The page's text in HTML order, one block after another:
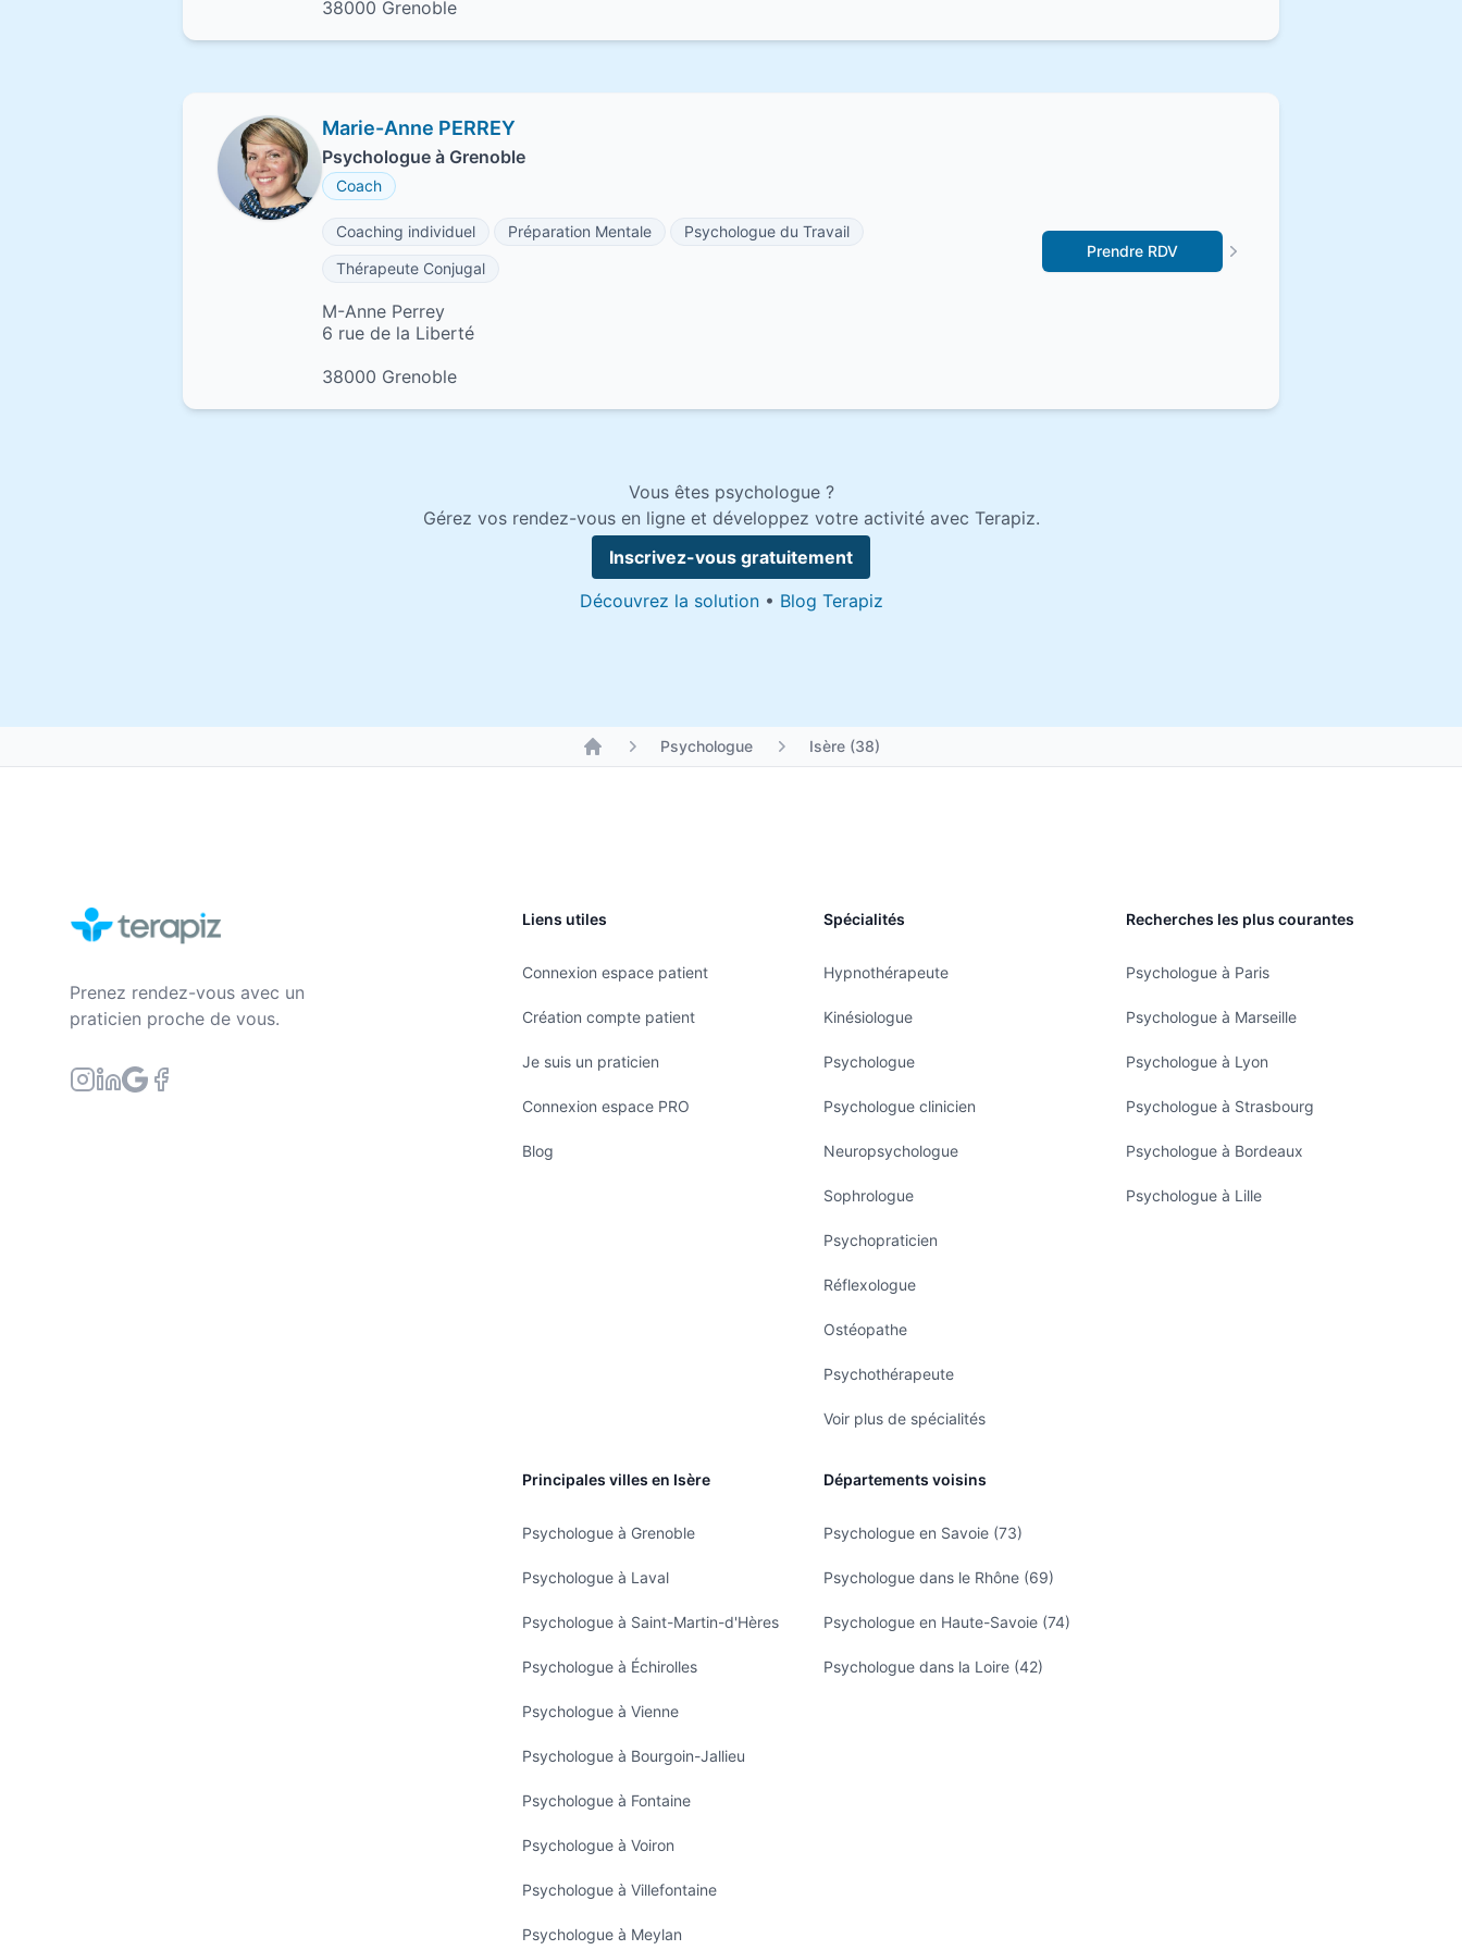
38000 Grenoble
Marie-Anne PERREY
Psychologue à Grenoble
Coach
Coaching individuel Préparation Mentale
Psychologue du Travail
Thérapeute Conjugal
M-Anne Perrey
6 rue de la Liberté
38000 Grenoble
Prendre RDV
Vous êtes psychologue ?
Gérez vos rendez-vous en ligne et développez votre activité avec Terapiz.
Inscrivez-vous gratuitement
Découvrez la solution• Blog Terapiz
Psychologue Isère (38)
Prenez rendez-vous avec un
praticien proche de vous.
Liens utiles
Connexion espace patient
Création compte patient
Je suis un praticien
Connexion espace PRO
Blog
Spécialités
Hypnothérapeute
Kinésiologue
Psychologue
Psychologue clinicien
Neuropsychologue
Sophrologue
Psychopraticien
Réflexologue
Ostéopathe
Psychothérapeute
Voir plus de spécialités
Recherches les plus courantes
Psychologue à Paris
Psychologue à Marseille
Psychologue à Lyon
Psychologue à Strasbourg
Psychologue à Bordeaux
Psychologue à Lille
Principales villes en Isère
Psychologue à Grenoble
Psychologue à Laval
Psychologue à Saint-Martin-d'Hères
Psychologue à Échirolles
Psychologue à Vienne
Psychologue à Bourgoin-Jallieu
Psychologue à Fontaine
Psychologue à Voiron
Psychologue à Villefontaine
Psychologue à Meylan
Départements voisins
Psychologue en Savoie (73)
Psychologue dans le Rhône (69)
Psychologue en Haute-Savoie (74)
Psychologue dans la Loire (42)